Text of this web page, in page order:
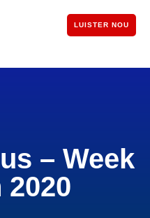
LUISTER NOU
– Week
2020